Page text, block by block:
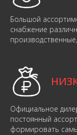
Большой
снабжение
Официальное
постоянный
формировать